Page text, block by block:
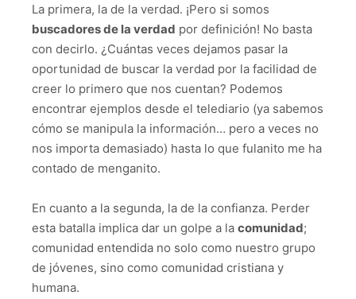
La primera, la de la verdad. ¡Pero si somos
buscadores de la verdad por definición! No basta
con decirlo. ¿Cuántas veces dejamos pasar la
oportunidad de buscar la verdad por la facilidad de
creer lo primero que nos cuentan? Podemos
encontrar ejemplos desde el telediario (ya sabemos
cómo se manipula la información… pero a veces no
nos importa demasiado) hasta lo que fulanito me ha
contado de menganito.
En cuanto a la segunda, la de la confianza. Perder
esta batalla implica dar un golpe a la comunidad;
comunidad entendida no solo como nuestro grupo
de jóvenes, sino como comunidad cristiana y
humana.